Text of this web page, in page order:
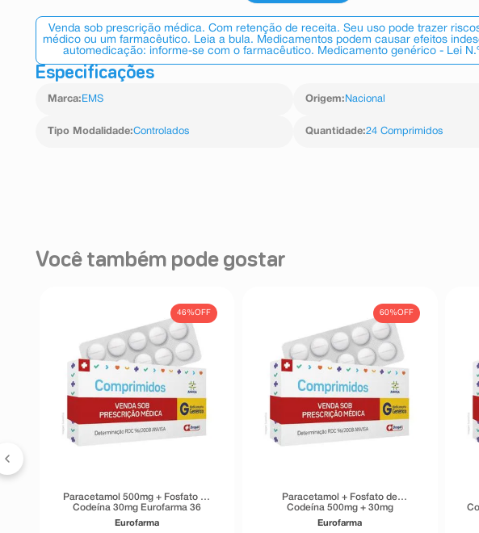
Venda sob prescrição médica. Com retenção de receita. Seu uso pode trazer
médico ou um farmacêutico. Leia a bula. Medicamentos podem causar efeitos
automedicação: informe-se com o farmacêutico. Medicamento genérico - Lei
Especificações
Marca: EMS Origem: Nacional
Tipo Modalidade:Controlados Quantidade:24 Comprimidos
Você também pode gostar
46%OFF
Paracetamol 500mg + Fosfato de
Codeína 30mg Eurofarma 36
Comprimidos
Eurofarma
60%OFF
Paracetamol + Fosfato de
Codeína 500mg + 30mg
Eurofarma 24 Comprimidos
Eurofarma